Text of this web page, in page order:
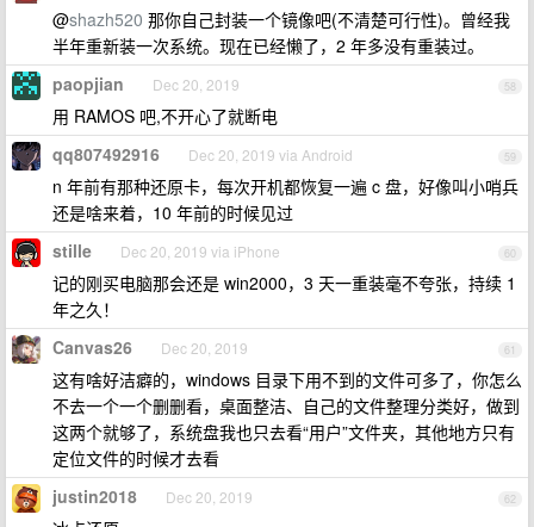
@shazh520 那你自己封装一个镜像吧(不清楚可行性)。曾经我
半年重新装一次系统。现在已经懒了，2 年多没有重装过。
58
paopjian Dec 20, 2019
用 RAMOS 吧,不开心了就断电
59
qq807492916 Dec 20, 2019 via Android
n 年前有那种还原卡，每次开机都恢复一遍 c 盘，好像叫小哨兵
还是啥来着，10 年前的时候见过
60
stille Dec 20, 2019 via iPhone
记的刚买电脑那会还是 win2000，3 天一重装毫不夸张，持续 1
年之久！
61
Canvas26 Dec 20, 2019
这有啥好洁癖的，windows 目录下用不到的文件可多了，你怎么
不去一个一个删删看，桌面整洁、自己的文件整理分类好，做到
这两个就够了，系统盘我也只去看“用户”文件夹，其他地方只有
定位文件的时候才去看
62
justin2018 Dec 20, 2019